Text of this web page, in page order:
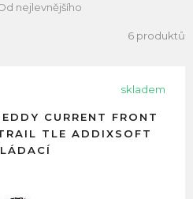
nejlevnějšího
6 produktů
skladem
CURRENT FRONT
TLE ADDIXSOFT